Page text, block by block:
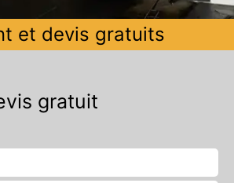
et devis gratuits
gratuit